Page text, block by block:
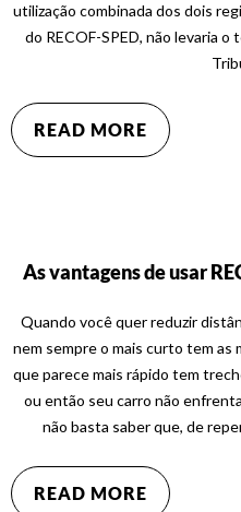
utilização combinada dos dois
do RECOF-SPED, não levaria o
READ MORE
As vantagens de usar
Quando você quer reduzir
nem sempre o mais curto tem as
que parece mais rápido tem
ou então seu carro não
não basta saber que, de
READ MORE